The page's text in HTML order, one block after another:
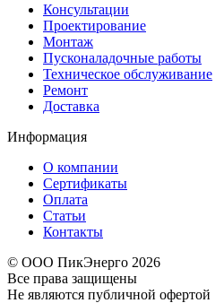
Консультации
Проектирование
Монтаж
Пусконаладочные работы
Техническое обслуживание
Ремонт
Доставка
Информация
О компании
Сертификаты
Оплата
Статьи
Контакты
© ООО ПикЭнерго 2026
Все права защищены
Не являются публичной офертой